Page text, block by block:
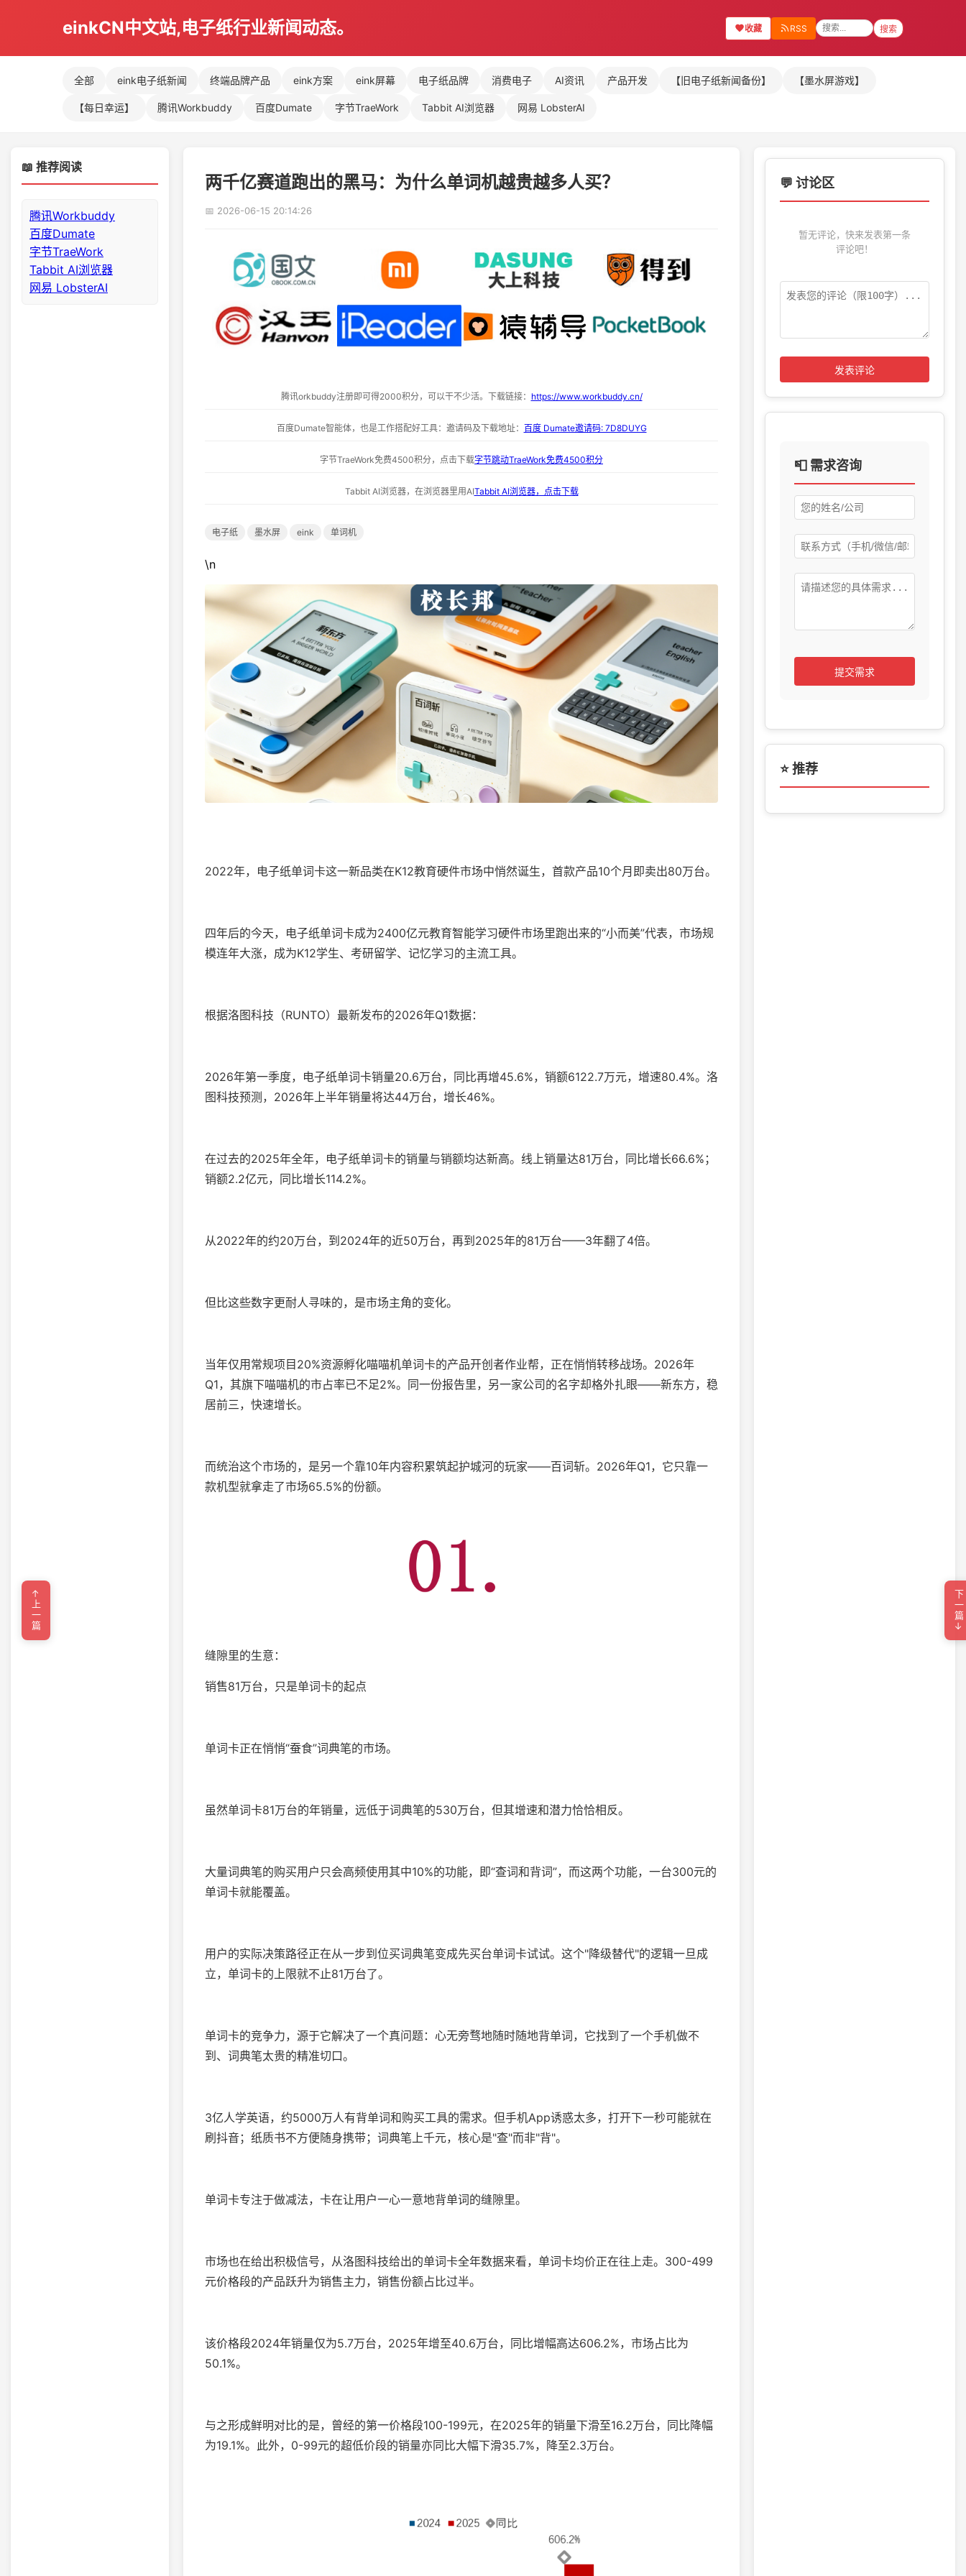
einkCN中文站,电子纸行业新闻动态。 收藏 RSS 搜索
全部 eink电子纸新闻 终端品牌产品 eink方案 eink屏幕 电子纸品牌 消费电子 AI资讯 产品开发 【旧电子纸新闻备份】 【墨水屏游戏】
【每日幸运】 腾讯Workbuddy 百度Dumate 字节TraeWork Tabbit AI浏览器 网易 LobsterAI
📖 推荐阅读
腾讯Workbuddy
百度Dumate
字节TraeWork
Tabbit AI浏览器
网易 LobsterAI
两千亿赛道跑出的黑马：为什么单词机越贵越多人买？
📅 2026-06-15 20:14:26
腾讯orkbuddy注册即可得2000积分，可以干不少活。下载链接： https://www.workbuddy.cn/
百度Dumate智能体，也是工作搭配好工具：邀请码及下载地址： 百度 Dumate邀请码: 7D8DUYG
字节TraeWork免费4500积分，点击下载字节跳动TraeWork免费4500积分
Tabbit AI浏览器，在浏览器里用AITabbit AI浏览器，点击下载
电子纸 墨水屏 eink 单词机
\n
2022年，电子纸单词卡这一新品类在K12教育硬件市场中悄然诞生，首款产品10个月即卖出80万台。
四年后的今天，电子纸单词卡成为2400亿元教育智能学习硬件市场里跑出来的“小而美”代表，市场规
模连年大涨，成为K12学生、考研留学、记忆学习的主流工具。
根据洛图科技（RUNTO）最新发布的2026年Q1数据：
2026年第一季度，电子纸单词卡销量20.6万台，同比再增45.6%，销额6122.7万元，增速80.4%。洛
图科技预测，2026年上半年销量将达44万台，增长46%。
在过去的2025年全年，电子纸单词卡的销量与销额均达新高。线上销量达81万台，同比增长66.6%；
销额2.2亿元，同比增长114.2%。
从2022年的约20万台，到2024年的近50万台，再到2025年的81万台——3年翻了4倍。
但比这些数字更耐人寻味的，是市场主角的变化。
当年仅用常规项目20%资源孵化喵喵机单词卡的产品开创者作业帮，正在悄悄转移战场。2026年
Q1，其旗下喵喵机的市占率已不足2%。同一份报告里，另一家公司的名字却格外扎眼——新东方，稳
居前三，快速增长。
而统治这个市场的，是另一个靠10年内容积累筑起护城河的玩家——百词斩。2026年Q1，它只靠一
款机型就拿走了市场65.5%的份额。
缝隙里的生意：
销售81万台，只是单词卡的起点
单词卡正在悄悄“蚕食”词典笔的市场。
虽然单词卡81万台的年销量，远低于词典笔的530万台，但其增速和潜力恰恰相反。
大量词典笔的购买用户只会高频使用其中10%的功能，即“查词和背词”，而这两个功能，一台300元的
单词卡就能覆盖。
用户的实际决策路径正在从一步到位买词典笔变成先买台单词卡试试。这个"降级替代"的逻辑一旦成
立，单词卡的上限就不止81万台了。
单词卡的竞争力，源于它解决了一个真问题：心无旁骛地随时随地背单词，它找到了一个手机做不
到、词典笔太贵的精准切口。
3亿人学英语，约5000万人有背单词和购买工具的需求。但手机App诱惑太多，打开下一秒可能就在
刷抖音；纸质书不方便随身携带；词典笔上千元，核心是"查"而非"背"。
单词卡专注于做减法，卡在让用户一心一意地背单词的缝隙里。
市场也在给出积极信号，从洛图科技给出的单词卡全年数据来看，单词卡均价正在往上走。300-499
元价格段的产品跃升为销售主力，销售份额占比过半。
该价格段2024年销量仅为5.7万台，2025年增至40.6万台，同比增幅高达606.2%，市场占比为
50.1%。
与之形成鲜明对比的是，曾经的第一价格段100-199元，在2025年的销量下滑至16.2万台，同比降幅
为19.1%。此外，0-99元的超低价段的销量亦同比大幅下滑35.7%，降至2.3万台。
💬 讨论区
暂无评论，快来发表第一条
评论吧！
发表评论
📮 需求咨询
提交需求
⭐ 推荐
←上一篇 下一篇→